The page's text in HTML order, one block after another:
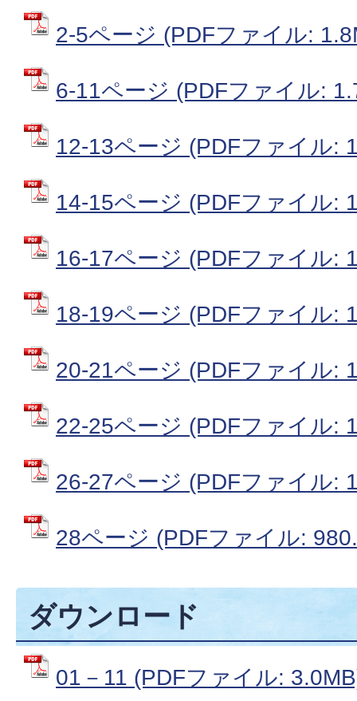
2-5ページ (PDFファイル:
6-11ページ (PDFファイル:
12-13ページ (PDFファイル:
14-15ページ (PDFファイル:
16-17ページ (PDFファイル:
18-19ページ (PDFファイル:
20-21ページ (PDFファイル:
22-25ページ (PDFファイル:
26-27ページ (PDFファイル:
28ページ (PDFファイル:
ダウンロード
01－11 (PDFファイル: